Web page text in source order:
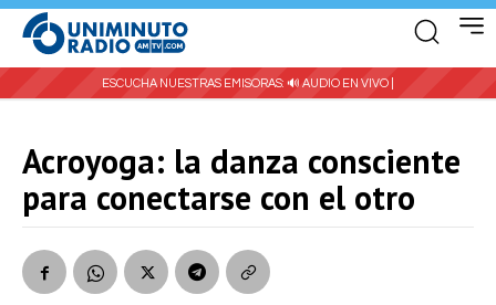
ESCUCHA NUESTRAS EMISORAS: 🔊 AUDIO EN VIVO |
Acroyoga: la danza consciente
para conectarse con el otro